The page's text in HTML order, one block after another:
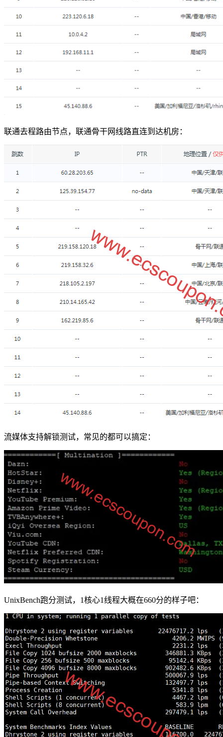
联通去程路由节点，联通骨干网线路直连到达机房：
流媒体支持解锁测试，常见的都可以搞定：
UnixBench跑分测试，1核心1线程大概在660分的样子吧：